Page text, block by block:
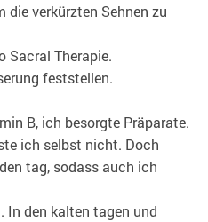
verkürzten Sehnen zu
Sacral Therapie.
feststellen.
B, ich besorgte Präparate.
ich selbst nicht. Doch
tag, sodass auch ich
In den kalten tagen und